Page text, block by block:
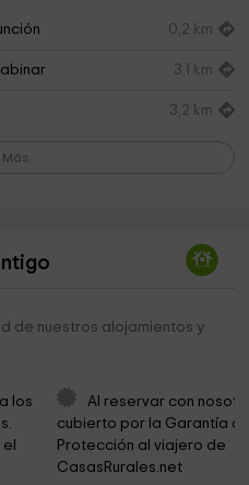
0,2 km
3,1 km
3,2 km
16,4 km
19,3 km
Más
de nuestros alojamientos y
los
Al reservar con
cubierto por la Garantía
Protección al viajero de
CasasRurales.net